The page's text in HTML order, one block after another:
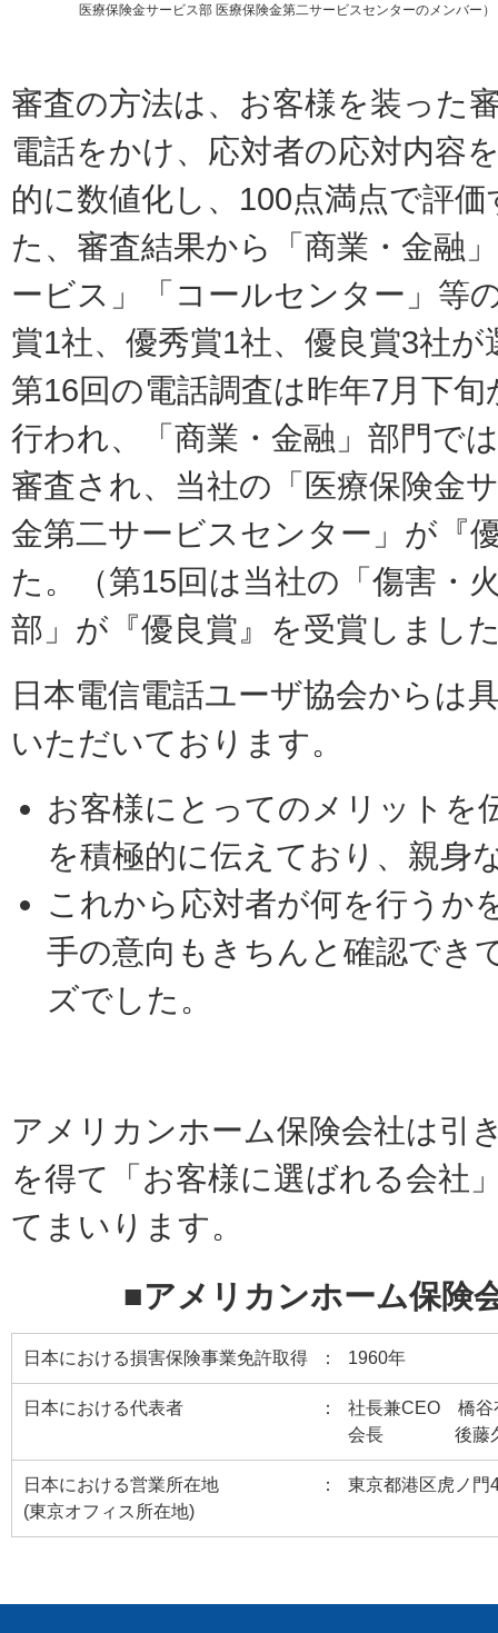
医療保険金サービス部 医療保険金第二サービスセンターのメンバー）
審査の方法は、お客様を装った
電話をかけ、応対者の応対内容
的に数値化し、100点満点で評
た、審査結果から「商業・金融
ービス」「コールセンター」等
賞1社、優秀賞1社、優良賞3社
第16回の電話調査は昨年7月下
行われ、「商業・金融」部門で
審査され、当社の「医療保険金
金第二サービスセンター」が『
た。（第15回は当社の「傷害・
部」が『優良賞』を受賞しまし
日本電信電話ユーザ協会からは
いただいております。
お客様にとってのメリットを
を積極的に伝えており、親身
これから応対者が何を行うか
手の意向もきちんと確認でき
ズでした。
アメリカンホーム保険会社は引
を得て「お客様に選ばれる会社
てまいります。
■アメリカンホーム保険
日本における損害保険事業免許取得 1960年
日本における代表者
社長兼CEO 橋谷
会長 後藤
日本における営業所在地
(東京オフィス所在地)
東京都港区虎ノ門